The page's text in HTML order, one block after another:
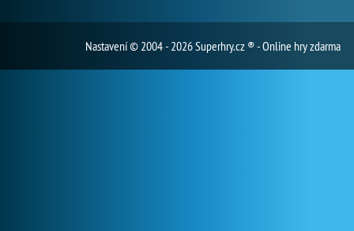
Nastavení© 2004 - 2026 Superhry.cz ® - Online hry zdarma